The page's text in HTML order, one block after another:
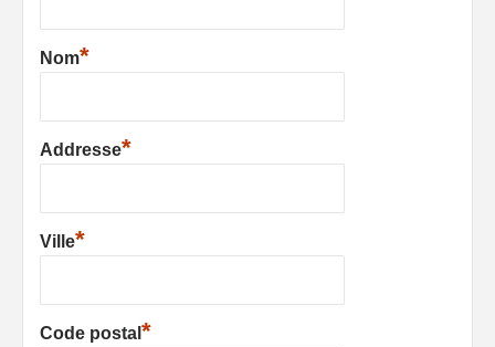
Nom*
Addresse*
Ville*
Code postal *